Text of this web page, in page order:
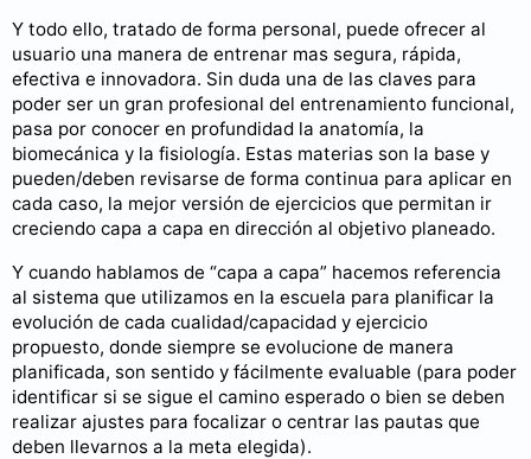
Y todo ello, tratado de forma personal, puede ofrecer al
usuario una manera de entrenar mas segura, rápida,
efectiva e innovadora. Sin duda una de las claves para
poder ser un gran profesional del entrenamiento funcional,
pasa por conocer en profundidad la anatomía, la
biomecánica y la fisiología. Estas materias son la base y
pueden/deben revisarse de forma continua para aplicar en
cada caso, la mejor versión de ejercicios que permitan ir
creciendo capa a capa en dirección al objetivo planeado.
Y cuando hablamos de “capa a capa” hacemos referencia
al sistema que utilizamos en la escuela para planificar la
evolución de cada cualidad/capacidad y ejercicio
propuesto, donde siempre se evolucione de manera
planificada, son sentido y fácilmente evaluable (para poder
identificar si se sigue el camino esperado o bien se deben
realizar ajustes para focalizar o centrar las pautas que
deben llevarnos a la meta elegida).